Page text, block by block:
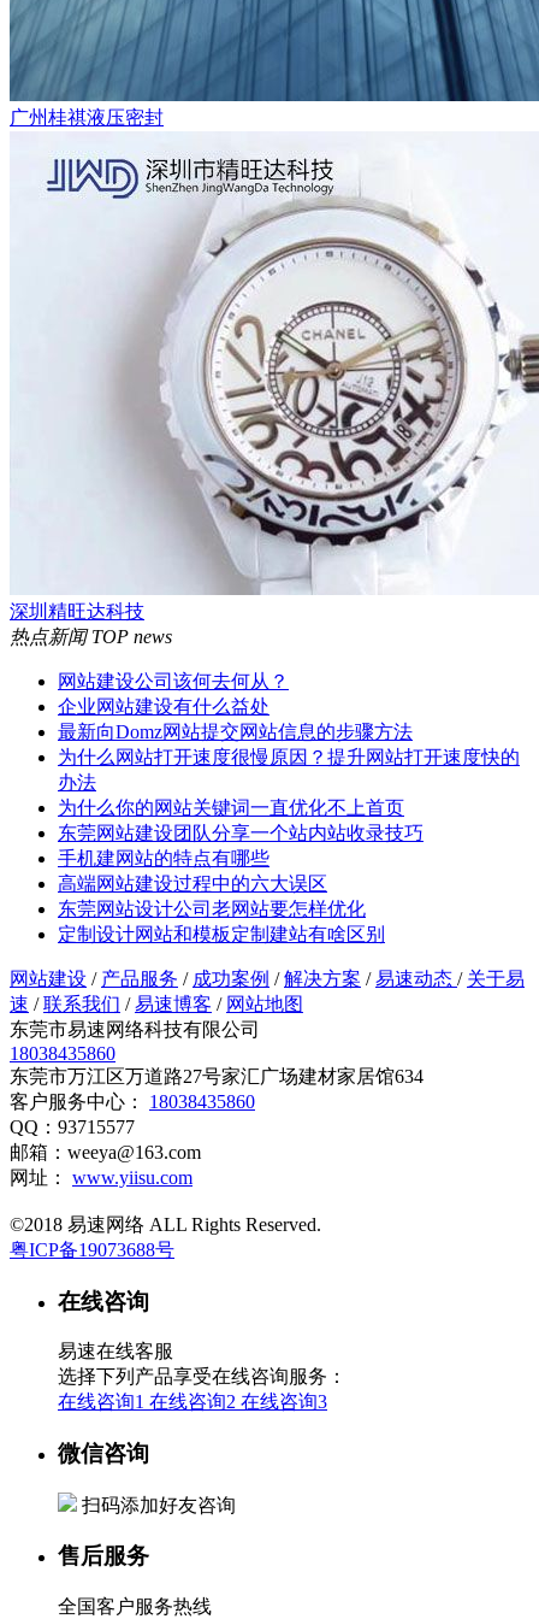
广州桂祺液压密封
深圳精旺达科技
热点新闻TOP news
网站建设公司该何去何从？
企业网站建设有什么益处
最新向Domz网站提交网站信息的步骤方法
为什么网站打开速度很慢原因？提升网站打开速度快的
办法
为什么你的网站关键词一直优化不上首页
东莞网站建设团队分享一个站内站收录技巧
手机建网站的特点有哪些
高端网站建设过程中的六大误区
东莞网站设计公司老网站要怎样优化
定制设计网站和模板定制建站有啥区别
网站建设 / 产品服务 / 成功案例 / 解决方案 / 易速动态 / 关于易
速 / 联系我们 / 易速博客 / 网站地图
东莞市易速网络科技有限公司
18038435860
东莞市万江区万道路27号家汇广场建材家居馆634
客户服务中心： 18038435860
QQ：93715577
邮箱：weeya@163.com
网址： www.yiisu.com
©2018 易速网络 ALL Rights Reserved.
粤ICP备19073688号
在线咨询
易速在线客服
选择下列产品享受在线咨询服务：
在线咨询1 在线咨询2 在线咨询3
微信咨询
扫码添加好友咨询
售后服务
全国客户服务热线